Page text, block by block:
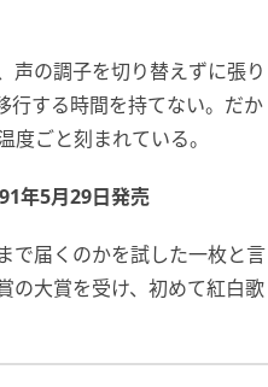
声の調子を切り替えずに張り
行する時間を持てない。だか
ごと刻まれている。
年5月29日発売
で届くのかを試した一枚と言
の大賞を受け、初めて紅白歌